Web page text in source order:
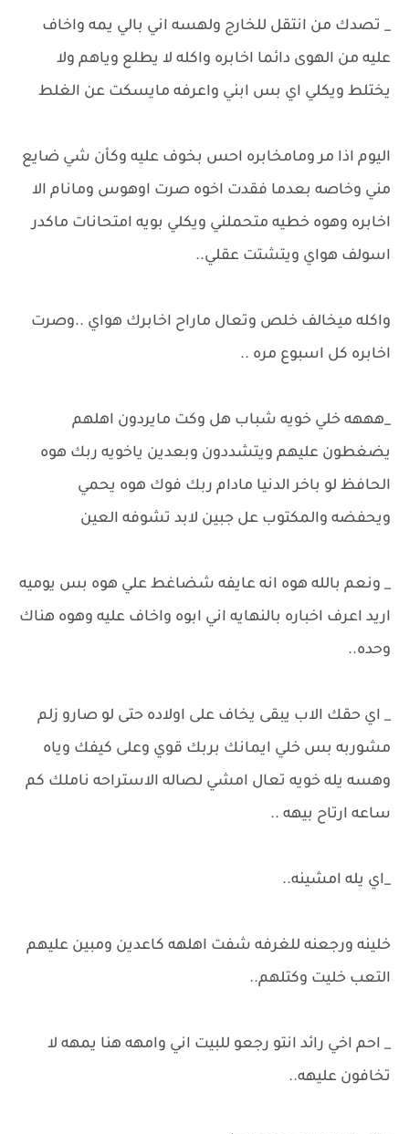
_ تصدك من انتقل للخارج ولهسه اني بالي يمه واخاف
عليه من الهوى دائما اخابره واكله لا يطلع وياهم ولا
يختلط ويكلي اي بس ابني واعرفه مايسكت عن الغلط
اليوم اذا مر ومامخابره احس بخوف عليه وكأن شي ضايع
مني وخاصه بعدما فقدت اخوه صرت اوهوس ومانام الا
اخابره وهوه خطيه متحملني ويكلي بويه امتحانات ماكدر
اسولف هواي ويتشتت عقلي..
واكله ميخالف خلص وتعال ماراح اخابرك هواي ..وصرت
اخابره كل اسبوع مره ..
_هههه خلي خويه شباب هل وكت مايردون اهلهم
يضغطون عليهم ويتشددون وبعدين ياخويه ربك هوه
الحافظ لو باخر الدنيا مادام ربك فوك هوه يحمي
ويحفضه والمكتوب عل جبين لابد تشوفه العين
_ ونعم بالله هوه انه عايفه شضاغط علي هوه بس يوميه
اريد اعرف اخباره بالنهايه اني ابوه واخاف عليه وهوه هناك
وحده..
_ اي حقك الاب يبقى يخاف على اولاده حتى لو صارو زلم
مشوربه بس خلي ايمانك بربك قوي وعلى كيفك وياه
وهسه يله خويه تعال امشي لصاله الاستراحه ناملك كم
ساعه ارتاح بيهه ..
_اي يله امشينه..
خلينه ورجعنه للغرفه شفت اهلهه كاعدين ومبين عليهم
التعب خليت وكتلهم..
_ احم اخي رائد انتو رجعو للبيت اني وامهه هنا يمهه لا
تخافون عليهه..